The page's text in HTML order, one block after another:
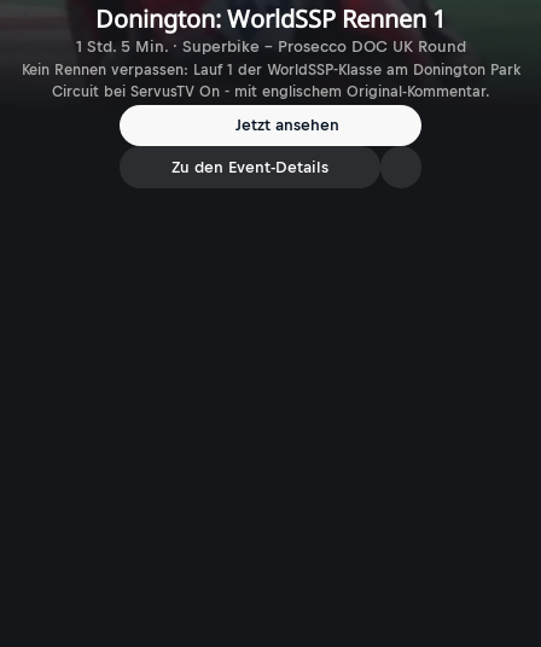
Donington: WorldSSP Rennen 1
1 Std. 5 Min. · Superbike - Prosecco DOC UK Round
Kein Rennen verpassen: Lauf 1 der WorldSSP-Klasse am Donington Park
Circuit bei ServusTV On - mit englischem Original-Kommentar.
Jetzt ansehen
Zu den Event-Details